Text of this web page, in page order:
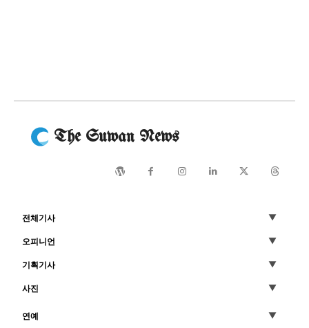
The Suwan News
전체기사
오피니언
기획기사
사진
연예